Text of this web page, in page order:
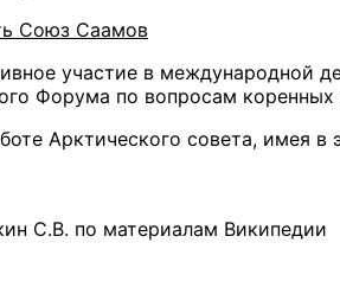
Союз Саамов
участие в международной
Форума по вопросам коренных
Арктического совета, имея в
С.В. по материалам Википедии